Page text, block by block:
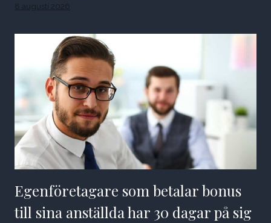
8 augusti 2026
Egenföretagare som betalar bonus
till sina anställda har 30 dagar på sig